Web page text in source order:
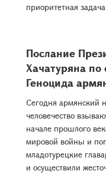
приоритетная
Послание
Хачатуряна
Геноцида
Сегодня армянский
человечество
начале прошлого
мировой войны и
младотурецкие
и осуществили